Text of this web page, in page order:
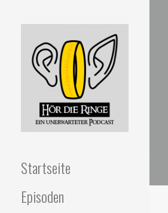
Startseite
Episoden